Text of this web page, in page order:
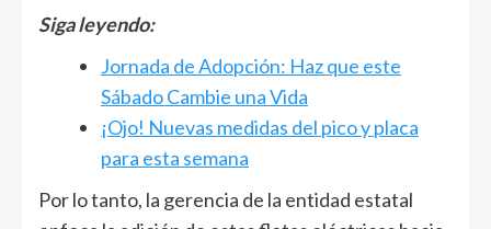
Siga leyendo:
Jornada de Adopción: Haz que este
Sábado Cambie una Vida
¡Ojo! Nuevas medidas del pico y placa
para esta semana
Por lo tanto, la gerencia de la entidad estatal